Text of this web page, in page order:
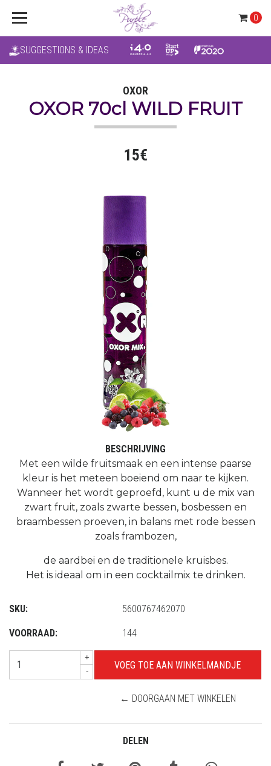
SUGGESTIONS & IDEAS
0
OXOR
OXOR 70cl WILD FRUIT
15€
BESCHRIJVING
Met een wilde fruitsmaak en een intense paarse
kleur is het meteen boeiend om naar te kijken.
Wanneer het wordt geproefd, kunt u de mix van
zwart fruit, zoals zwarte bessen, bosbessen en
braambessen proeven, in balans met rode bessen
zoals frambozen,
de aardbei en de traditionele kruisbes.
Het is ideaal om in een cocktailmix te drinken.
SKU: 5600767462070
VOORRAAD: 144
+
-
← DOORGAAN MET WINKELEN
DELEN